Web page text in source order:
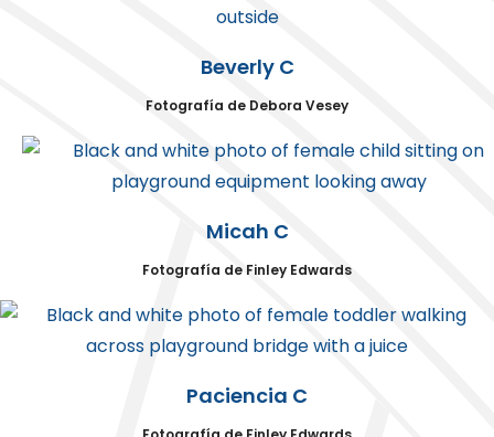
Beverly C
Fotografía de Debora Vesey
Micah C
Fotografía de Finley Edwards
Paciencia C